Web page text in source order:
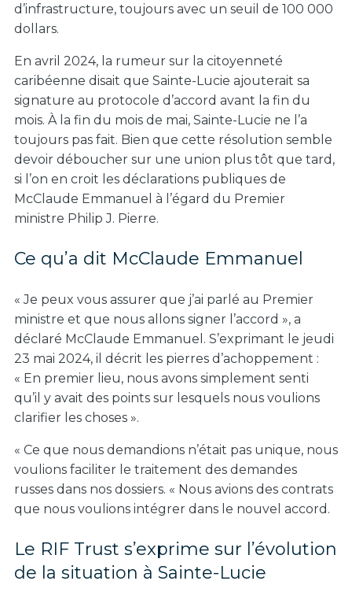
d’infrastructure, toujours avec un seuil de 100 000
dollars.
En avril 2024, la rumeur sur la citoyenneté
caribéenne disait que Sainte-Lucie ajouterait sa
signature au protocole d’accord avant la fin du
mois. À la fin du mois de mai, Sainte-Lucie ne l’a
toujours pas fait. Bien que cette résolution semble
devoir déboucher sur une union plus tôt que tard,
si l’on en croit les déclarations publiques de
McClaude Emmanuel à l’égard du Premier
ministre Philip J. Pierre.
Ce qu’a dit McClaude Emmanuel
« Je peux vous assurer que j’ai parlé au Premier
ministre et que nous allons signer l’accord », a
déclaré McClaude Emmanuel. S’exprimant le jeudi
23 mai 2024, il décrit les pierres d’achoppement :
« En premier lieu, nous avons simplement senti
qu’il y avait des points sur lesquels nous voulions
clarifier les choses ».
« Ce que nous demandions n’était pas unique, nous
voulions faciliter le traitement des demandes
russes dans nos dossiers. « Nous avions des contrats
que nous voulions intégrer dans le nouvel accord.
Le RIF Trust s’exprime sur l’évolution
de la situation à Sainte-Lucie